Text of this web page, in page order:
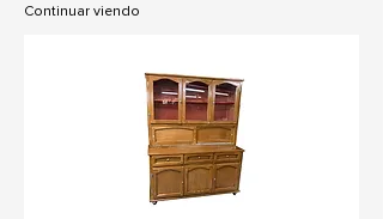
Continuar viendo